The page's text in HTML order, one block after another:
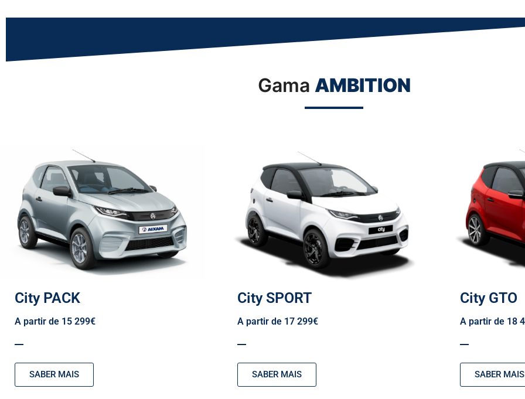
Gama AMBITION
City PACK
A partir de 15 299€
SABER MAIS
City SPORT
A partir de 17 299€
SABER MAIS
City GTO
A partir de 18
SABER MAIS